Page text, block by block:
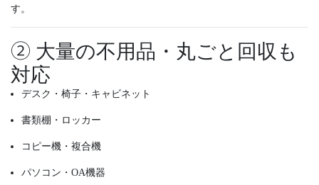
す。
② 大量の不用品・丸ごと回収も
対応
デスク・椅子・キャビネット
書類棚・ロッカー
コピー機・複合機
パソコン・OA機器